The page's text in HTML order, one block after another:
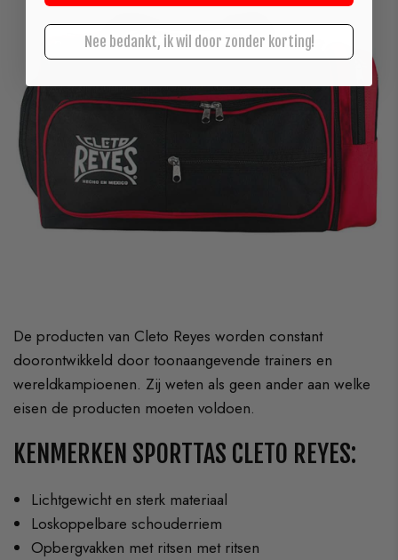
De producten van Cleto Reyes worden constant
doorontwikkeld door toonaangevende trainers en
wereldkampioenen. Zij weten als geen ander aan welke
eisen de producten moeten voldoen.
KENMERKEN SPORTTAS CLETO REYES:
Lichtgewicht en sterk materiaal
Loskoppelbare schouderriem
Opbergvakken met ritsen met ritsen
Nee bedankt, ik wil door zonder korting!